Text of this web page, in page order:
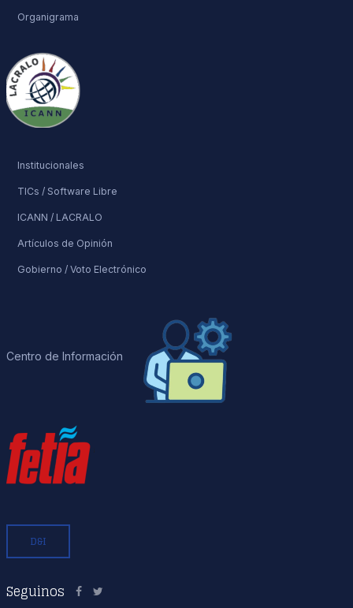
D&I
Seguinos
Organigrama
Institucionales
TICs / Software Libre
ICANN / LACRALO
Artículos de Opinión
Gobierno / Voto Electrónico
Centro de Información